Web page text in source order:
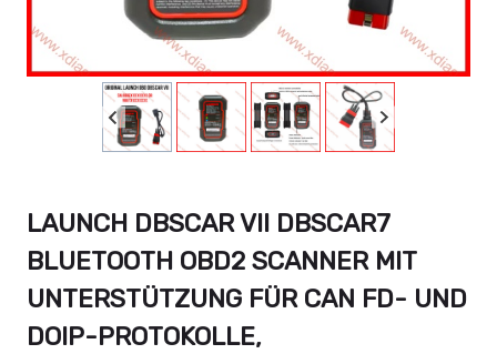
LAUNCH DBSCAR VII DBSCAR7
BLUETOOTH OBD2 SCANNER MIT
UNTERSTÜTZUNG FÜR CAN FD- UND
DOIP-PROTOKOLLE,